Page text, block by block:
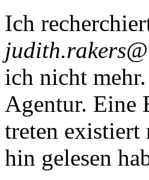
Ich
ich nicht
Agentur. Eine
treten
hin gelesen